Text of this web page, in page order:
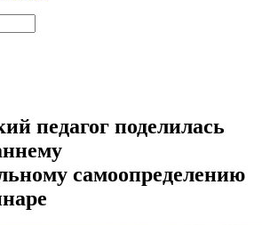
педагог поделилась
самоопределению